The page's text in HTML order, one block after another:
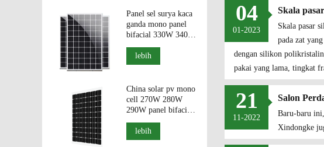
04
01-2023
Skala
Skala pasar
pada zat
dengan silikon
pakai yang lama, tingkat
21
11-2022
Salon
Baru-baru
Xindongke
Panel sel surya kaca
ganda mono panel
bifacial 330W 340W
350W modul
fotovolatik.
lebih
China solar pv mono
cell 270W 280W
290W panel bifacial
ganda.
lebih